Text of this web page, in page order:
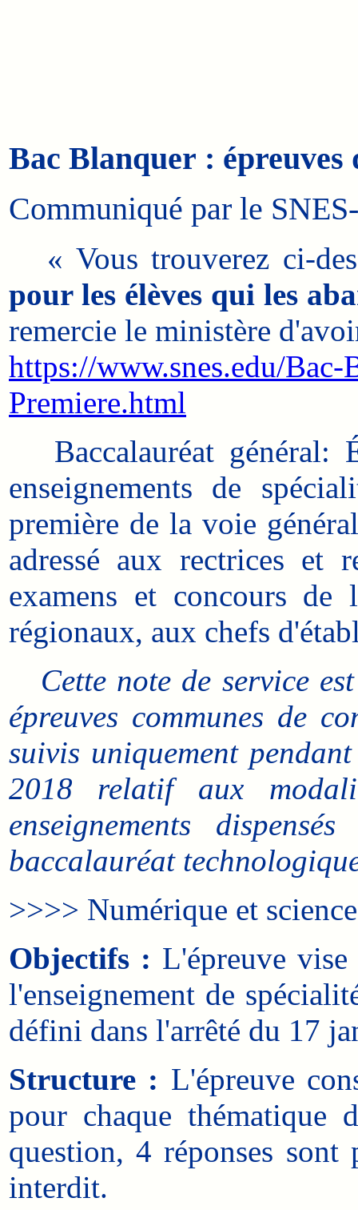
Bac Blanquer : épreuves
Communiqué par le
« Vous trouverez ci-
pour les élèves qui les
remercie le ministère
https://www.snes.edu/Bac-
Premiere.html
Baccalauréat général:
enseignements de
première de la voie
adressé aux rectrices et
examens et concours de
régionaux, aux chefs
Cette note de service
épreuves communes de
suivis uniquement
2018 relatif aux
enseignements
baccalauréat
>>>> Numérique et
Objectifs : L'épreuve
l'enseignement de
défini dans l'arrêté du 17
Structure : L'épreuve
pour chaque thématique
question, 4 réponses sont
interdit.